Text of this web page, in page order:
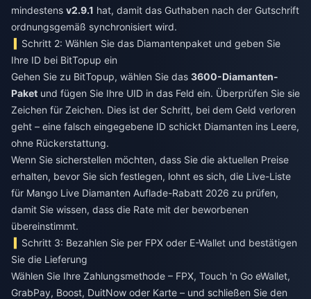
mindestens v2.9.1 hat, damit das Guthaben nach der Gutschrift
ordnungsgemäß synchronisiert wird.
Schritt 2: Wählen Sie das Diamantenpaket und geben Sie
Ihre ID bei BitTopup ein
Gehen Sie zu BitTopup, wählen Sie das 3600-Diamanten-
Paket und fügen Sie Ihre UID in das Feld ein. Überprüfen Sie sie
Zeichen für Zeichen. Dies ist der Schritt, bei dem Geld verloren
geht – eine falsch eingegebene ID schickt Diamanten ins Leere,
ohne Rückerstattung.
Wenn Sie sicherstellen möchten, dass Sie die aktuellen Preise
erhalten, bevor Sie sich festlegen, lohnt es sich, die Live-Liste
für Mango Live Diamanten Auflade-Rabatt 2026 zu prüfen,
damit Sie wissen, dass die Rate mit der beworbenen
übereinstimmt.
Schritt 3: Bezahlen Sie per FPX oder E-Wallet und bestätigen
Sie die Lieferung
Wählen Sie Ihre Zahlungsmethode – FPX, Touch 'n Go eWallet,
GrabPay, Boost, DuitNow oder Karte – und schließen Sie den